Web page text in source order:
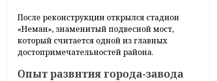
После реконструкции открылся стадион
«Неман», знаменитый подвесной мост,
который считается одной из главных
достопримечательностей района.
Опыт развития города-завода